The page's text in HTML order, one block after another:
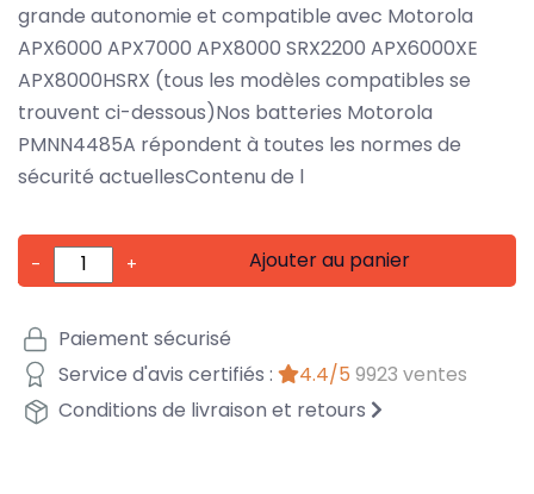
grande autonomie et compatible avec Motorola
APX6000 APX7000 APX8000 SRX2200 APX6000XE
APX8000HSRX (tous les modèles compatibles se
trouvent ci-dessous)Nos batteries Motorola
PMNN4485A répondent à toutes les normes de
sécurité actuellesContenu de l
- + Ajouter au panier
Paiement sécurisé
Service d'avis certifiés :
4.4/5 9923 ventes
Conditions de livraison et retours